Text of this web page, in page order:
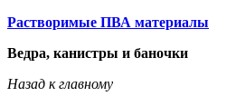
Растворимые ПВА материалы
Ведра, канистры и баночки
Назад к главному